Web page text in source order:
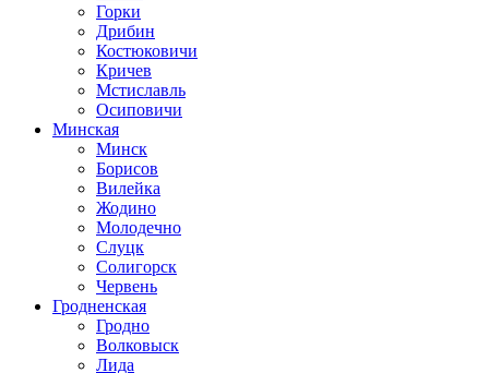
Горки
Дрибин
Костюковичи
Кричев
Мстиславль
Осиповичи
Минская
Минск
Борисов
Вилейка
Жодино
Молодечно
Слуцк
Солигорск
Червень
Гродненская
Гродно
Волковыск
Лида